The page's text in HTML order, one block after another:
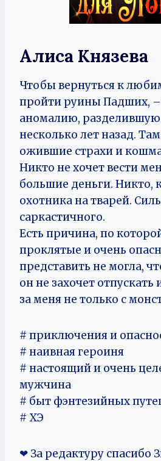
Алиса Князева
Чтобы вернуться к
пройти руины Падших,
аномалию, разделившую
несколько лет назад.
ожившие страхи и
Никто не хочет вести
большие деньги. Никто,
охотника на тварей.
саркастичного.
Есть причина, по
проклятые и очень
представить не могла,
он не захочет отпускать
за меня не только с
# приключения и
# наивная героиня
# настоящий и очень
мужчина
# быт фэнтезийных
# ХЭ
❤ За редактуру спасибо